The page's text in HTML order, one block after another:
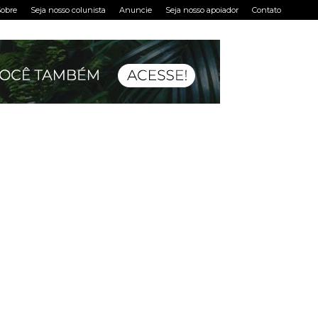
Seja nosso colunista Anuncie Seja nosso apoiador Contato